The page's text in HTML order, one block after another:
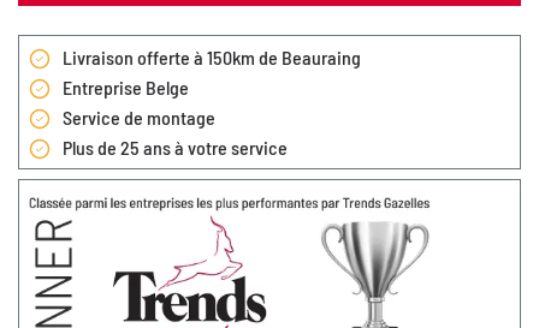
Livraison offerte à 150km de Beauraing
Entreprise Belge
Service de montage
Plus de 25 ans à votre service